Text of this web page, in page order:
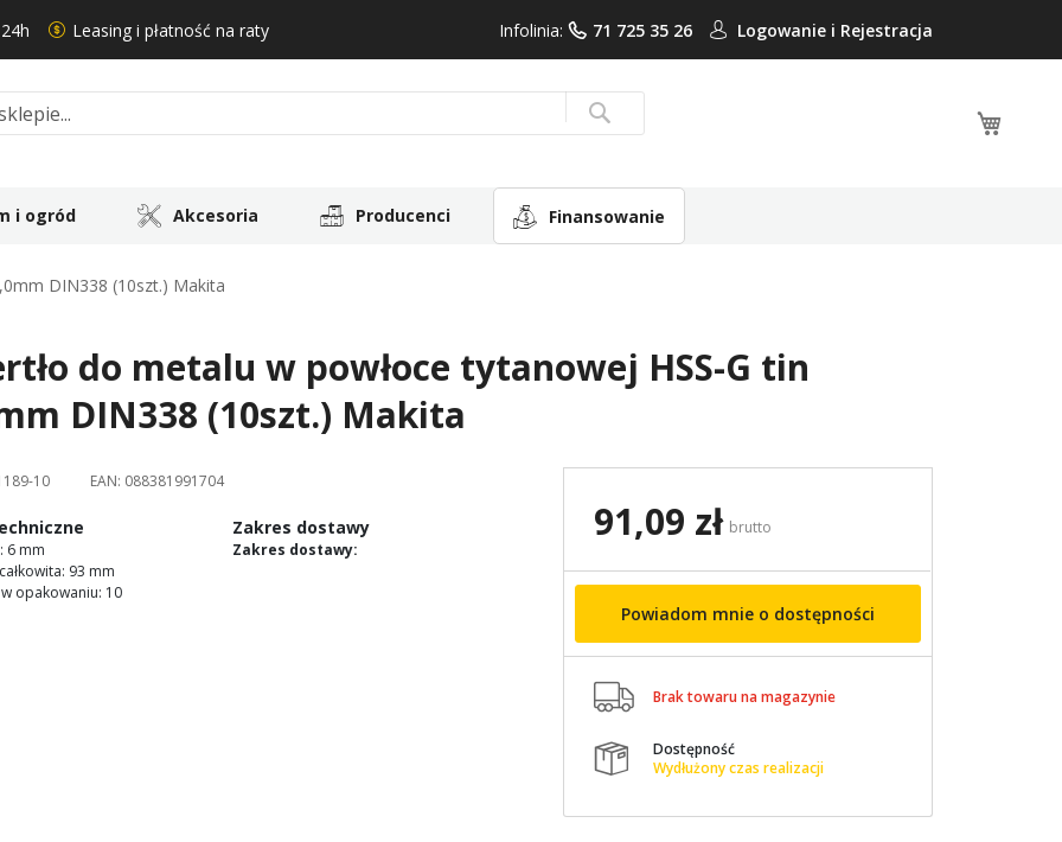
Leasing i płatność na raty Infolinia: 71 725 35 26 Logowanie i Rejestracja
Search
i ogród Akcesoria Producenci Finansowanie
DIN338 (10szt.) Makita
do metalu w powłoce tytanowej HSS-G tin
DIN338 (10szt.) Makita
10 EAN: 088381991704
6 mm
93 mm
opakowaniu: 10
Zakres dostawy
Zakres dostawy:
91,09 zł brutto
Powiadom mnie o dostępności
 Brak towaru na magazynie

Dostępność
Wydłużony czas realizacji